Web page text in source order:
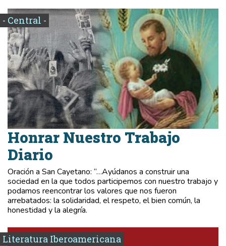
- Central -
Honrar Nuestro Trabajo
Diario
Oración a San Cayetano: “…Ayúdanos a construir una
sociedad en la que todos participemos con nuestro trabajo y
podamos reencontrar los valores que nos fueron
arrebatados: la solidaridad, el respeto, el bien común, la
honestidad y la alegría.
Literatura Iberoamericana